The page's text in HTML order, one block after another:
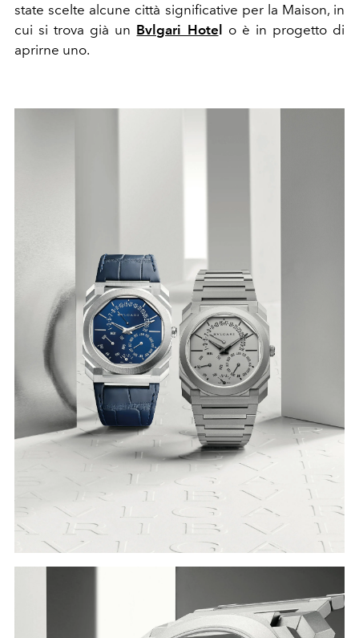
state scelte alcune città significative per la Maison, in
cui si trova già un Bvlgari Hote
o è in progetto di
aprirne uno.